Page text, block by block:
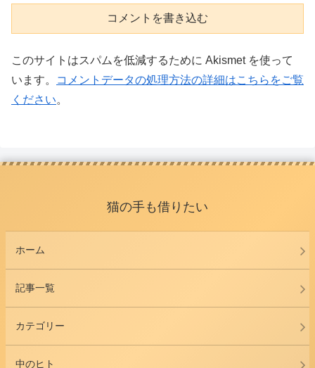
コメントを書き込む
このサイトはスパムを低減するために Akismet を使って
います。
コメントデータの処理方法の詳細はこちらをご覧
ください。
猫の手も借りたい
ホーム
記事一覧
カテゴリー
中のヒト